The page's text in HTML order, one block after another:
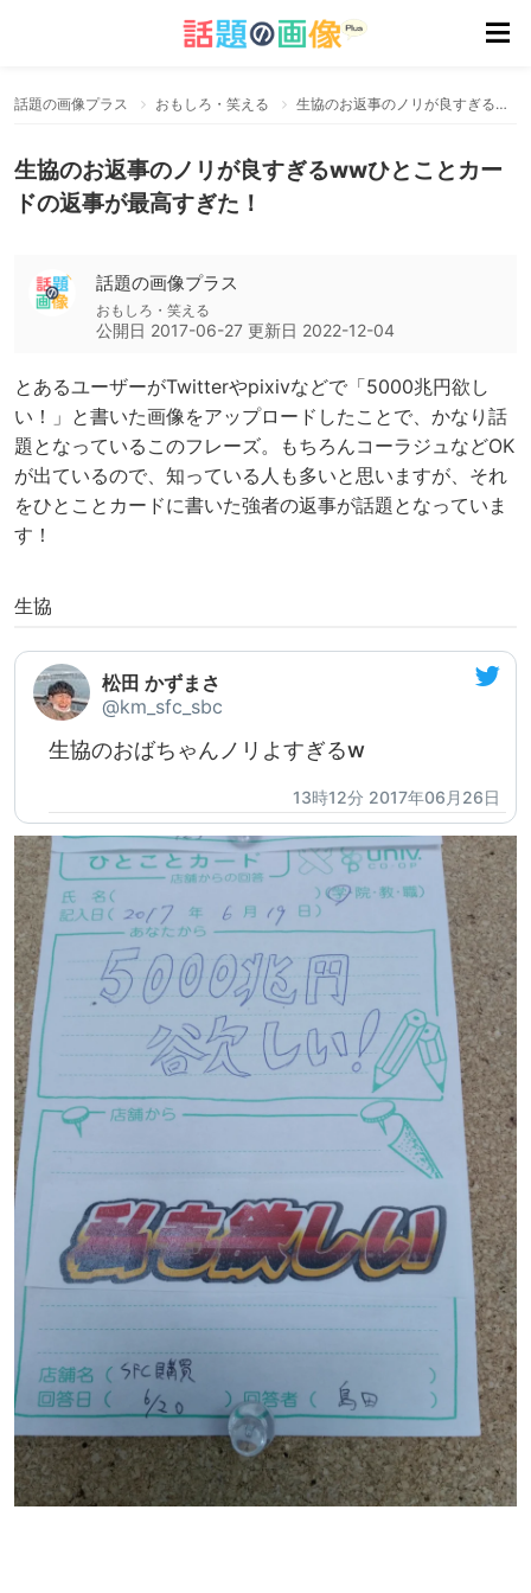
話題の画像プラス おもしろ・笑える 生協のお返事のノリが良すぎるwwひとことカードの返事が最高すぎた！
生協のお返事のノリが良すぎるwwひとことカー
ドの返事が最高すぎた！
話題の画像プラス
おもしろ・笑える
公開日 2017-06-27 更新日 2022-12-04
とあるユーザーがTwitterやpixivなどで「5000兆円欲し
い！」と書いた画像をアップロードしたことで、かなり話
題となっているこのフレーズ。もちろんコーラジュなどOK
が出ているので、知っている人も多いと思いますが、それ
をひとことカードに書いた強者の返事が話題となっていま
す！
生協
松田 かずまさ
@km_sfc_sbc
生協のおばちゃんノリよすぎるw
13時12分 2017年06月26日